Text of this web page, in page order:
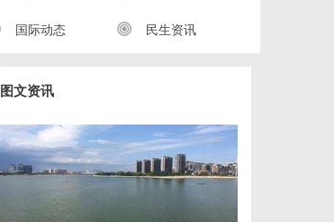
国际动态 民生资讯
图文资讯